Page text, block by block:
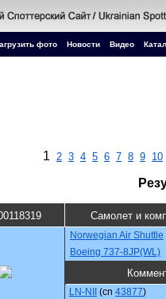
фото Новости Видео
1 2 3 4 5 6 7 8 9 10
Самолет и
Norwegian Air Shuttle
Boeing 737-8JP(WL)
LN-NII (cn 43877)